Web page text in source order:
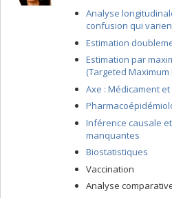
Analyse
confusion qui
Estimation
Estimation par
(Targeted
Axe : Médicament
Inférence causale
manquantes
Biostatistiques
Vaccination
Analyse